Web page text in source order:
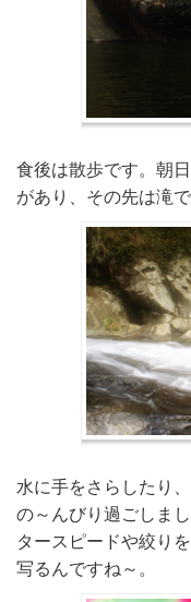
食後は散歩です。朝
があり、その先は滝で
水に手をさらしたり
の～んびり過ごしま
タースピードや絞り
写るんですね～。